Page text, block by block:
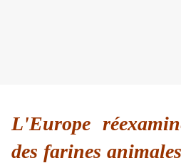
L'Europe
des farines